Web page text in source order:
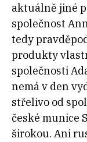
aktuálně jiné
společnost
tedy
produkty
společnosti
nemá v den
střelivo od
české munice
širokou. Ani